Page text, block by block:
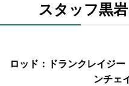
スタッフ黒
ロッド：ドランクレイジ
ンチ